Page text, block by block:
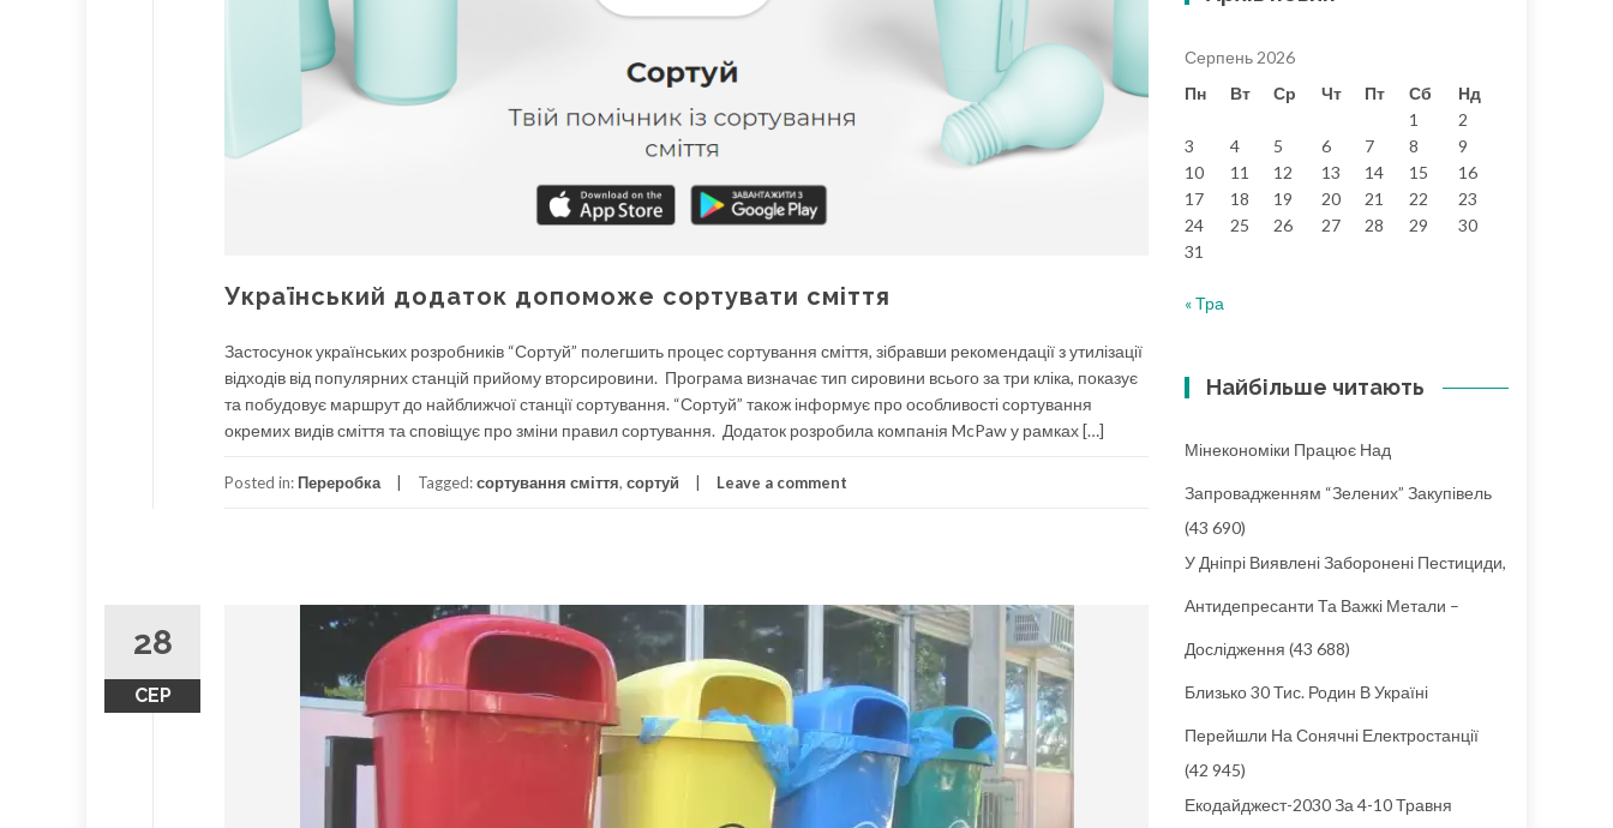
Український додаток допоможе сортувати сміття
Застосунок українських розробників “Сортуй” полегшить процес сортування сміття, зібравши рекомендації з утилізації
відходів від популярних станцій прийому вторсировини. Програма визначає тип сировини всього за три кліка, показує
та побудовує маршрут до найближчої станції сортування. “Сортуй” також інформує про особливості сортування
окремих видів сміття та сповіщує про зміни правил сортування. Додаток розробила компанія McPaw у рамках […]
Posted in: Переробка Tagged:сортування сміття, сортуй Leave a comment
28
СЕР
Серпень 2026
Пн
Вт Ср Чт Пт Сб
Нд
1
2
3
4 5 6 7 8
9
10
11 12 13 14 15
16
17
18 19 20 21 22
23
24
25 26 27 28 29
30
31
« Тра
Найбільше читають
Мінекономіки Працює Над
Запровадженням “зелених” Закупівель
(43 690)
У Дніпрі Виявлені Заборонені Пестициди,
Антидепресанти Та Важкі Метали –
Дослідження (43 688)
Близько 30 Тис. Родин В Україні
Перейшли На Сонячні Електростанції
(42 945)
Екодайджест-2030 За 4-10 Травня